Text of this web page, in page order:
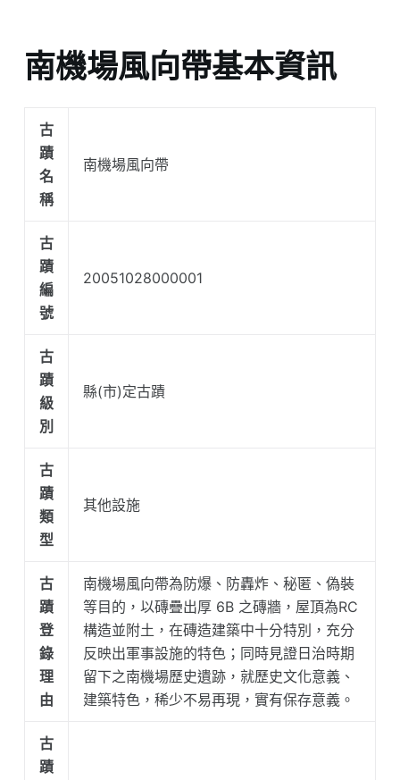
南機場風向帶基本資訊
古
蹟
名
稱
南機場風向帶
古
蹟
編
號
20051028000001
古
蹟
級
別
縣(市)定古蹟
古
蹟
類
型
其他設施
古
蹟
登
錄
理
由
南機場風向帶為防爆、防轟炸、秘匿、偽裝
等目的，以磚疊出厚 6B 之磚牆，屋頂為RC
構造並附土，在磚造建築中十分特別，充分
反映出軍事設施的特色；同時見證日治時期
留下之南機場歷史遺跡，就歷史文化意義、
建築特色，稀少不易再現，實有保存意義。
古
蹟